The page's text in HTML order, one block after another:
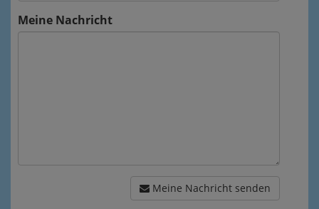
Meine Nachricht
Meine Nachricht senden